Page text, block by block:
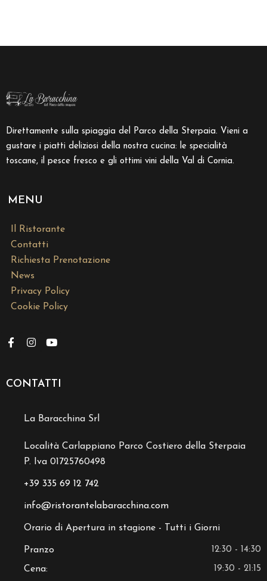
Direttamente sulla spiaggia del Parco della Sterpaia. Vieni a
gustare i piatti deliziosi della nostra cucina: le specialità
toscane, il pesce fresco e gli ottimi vini della Val di Cornia.
MENU
Il Ristorante
Contatti
Richiesta Prenotazione
News
Privacy Policy
Cookie Policy
CONTATTI
La Baracchina Srl
Località Carlappiano Parco Costiero della Sterpaia
P. Iva 01725760498
+39 335 69 12 742
info@ristorantelabaracchina.com
Orario di Apertura in stagione - Tutti i Giorni
Pranzo 12:30 - 14:30
Cena: 19:30 - 21:15